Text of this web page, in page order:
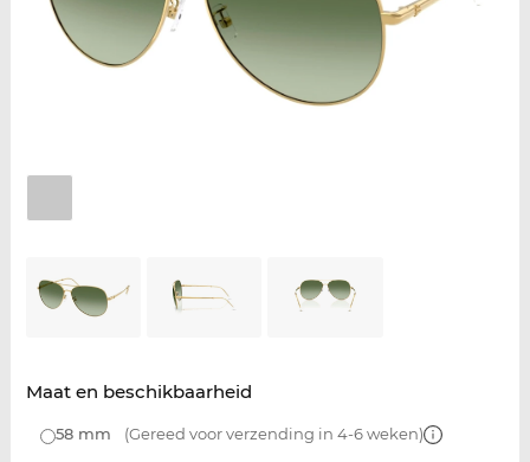
Maat en beschikbaarheid
58 mm (Gereed voor verzending in 4-6 weken)